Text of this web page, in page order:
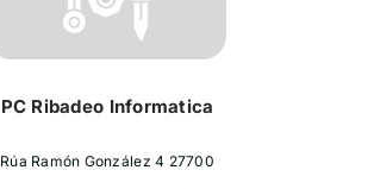
PC Ribadeo Informatica
Rúa Ramón González 4 27700